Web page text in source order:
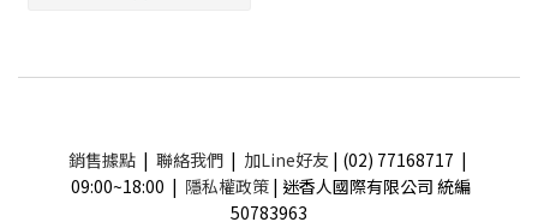
銷售據點| 聯絡我們| 加Line好友 | (02) 77168717 |
09:00~18:00 | 隱私權政策 | 迷香人國際有限公司 統編
50783963